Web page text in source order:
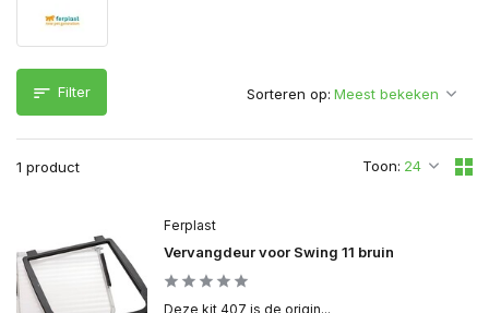
Filter
1 product Toon:
Sorteren op:
Ferplast
Vervangdeur voor Swing 11 bruin
Deze kit 407 is de origin...